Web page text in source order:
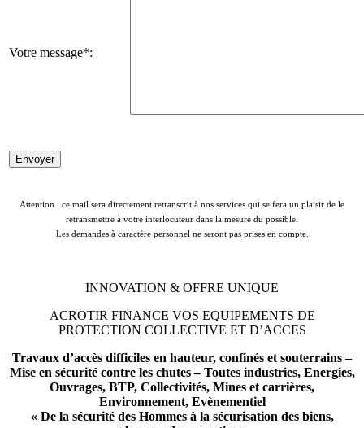
Votre message*:
Attention : ce mail sera directement retranscrit à nos services qui se fera un plaisir de le
retransmettre à votre interlocuteur dans la mesure du possible.
Les demandes à caractère personnel ne seront pas prises en compte.
INNOVATION & OFFRE UNIQUE
ACROTIR FINANCE VOS EQUIPEMENTS DE
PROTECTION COLLECTIVE ET D’ACCES
Travaux d’accès difficiles en hauteur, confinés et souterrains –
Mise en sécurité contre les chutes – Toutes industries, Energies,
Ouvrages, BTP, Collectivités, Mines et carrières,
Environnement, Evènementiel
« De la sécurité des Hommes à la sécurisation des biens,